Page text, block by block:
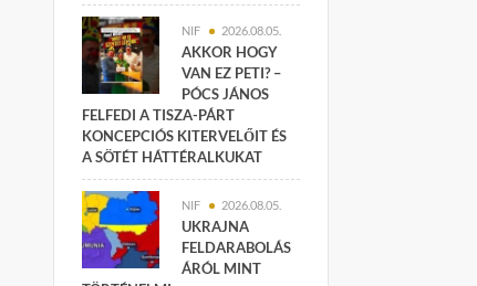
NIF 2026.08.05.
AKKOR HOGY
VAN EZ PETI? –
PÓCS JÁNOS
FELFEDI A TISZA-PÁRT
KONCEPCIÓS KITERVELŐIT ÉS
A SÖTÉT HÁTTÉRALKUKAT
NIF 2026.08.05.
UKRAJNA
FELDARABOLÁS
ÁRÓL MINT